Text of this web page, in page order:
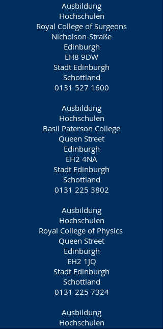
Ausbildung
Hochschulen
Royal College of Surgeons
Nicholson-Straße
Edinburgh
EH8 9DW
Stadt Edinburgh
Schottland
0131 527 1600
Ausbildung
Hochschulen
Basil Paterson College
Queen Street
Edinburgh
EH2 4NA
Stadt Edinburgh
Schottland
0131 225 3802
Ausbildung
Hochschulen
Royal College of Physics
Queen Street
Edinburgh
EH2 1JQ
Stadt Edinburgh
Schottland
0131 225 7324
Ausbildung
Hochschulen